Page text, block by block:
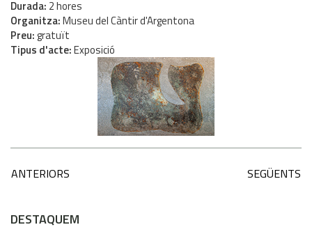
Durada 2 hores
Organitza Museu del Càntir d'Argentona
Preu gratuït
Tipus d'acte Exposició
ANTERIORS SEGÜENTS
DESTAQUEM